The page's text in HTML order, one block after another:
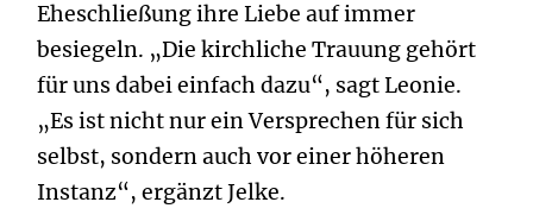
Eheschließung ihre Liebe auf immer
besiegeln. „Die kirchliche Trauung gehört
für uns dabei einfach dazu“, sagt Leonie.
„Es ist nicht nur ein Versprechen für sich
selbst, sondern auch vor einer höheren
Instanz“, ergänzt Jelke.